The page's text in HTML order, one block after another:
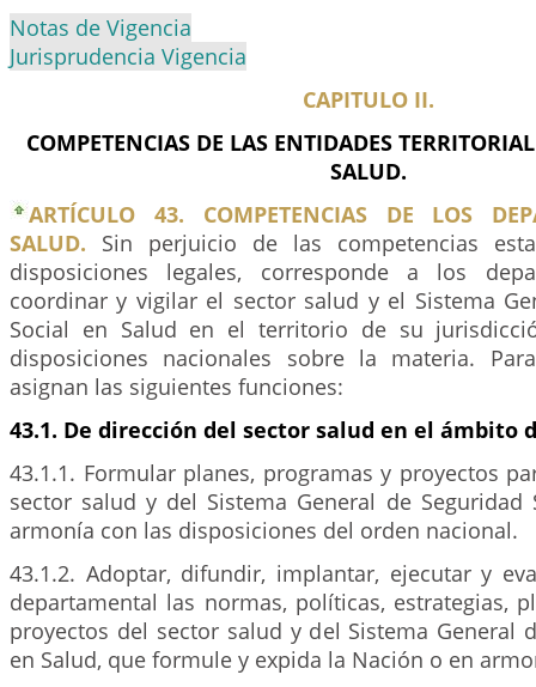
Notas de Vigencia
Jurisprudencia Vigencia
CAPITULO II.
COMPETENCIAS DE LAS ENTIDADES
SALUD.
ARTÍCULO 43. COMPETENCIAS DE LOS
SALUD. Sin perjuicio de las competencias
disposiciones legales, corresponde a los
coordinar y vigilar el sector salud y el Sistema
Social en Salud en el territorio de su
disposiciones nacionales sobre la materia.
asignan las siguientes funciones:
43.1. De dirección del sector salud en el ámbito
43.1.1. Formular planes, programas y proyectos
sector salud y del Sistema General de Seguridad
armonía con las disposiciones del orden nacional.
43.1.2. Adoptar, difundir, implantar, ejecutar y
departamental las normas, políticas, estrategias,
proyectos del sector salud y del Sistema General
en Salud, que formule y expida la Nación o en